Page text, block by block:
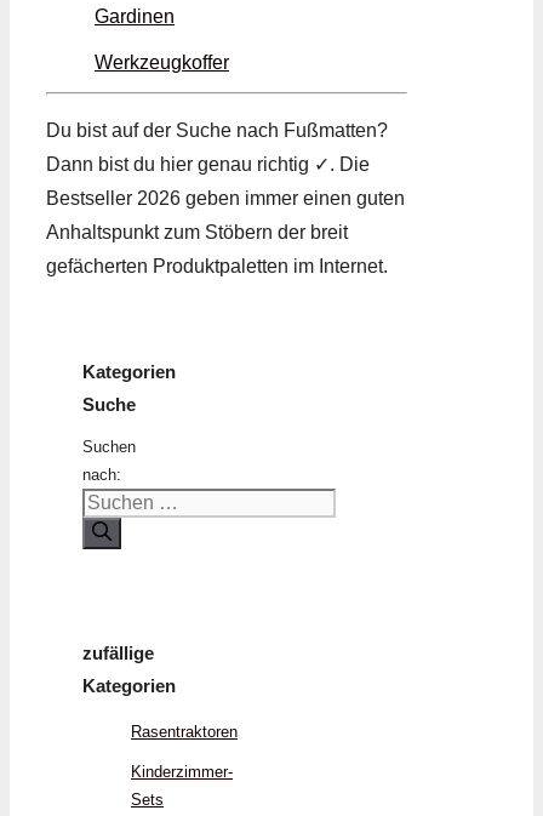
Gardinen
Werkzeugkoffer
Du bist auf der Suche nach Fußmatten?
Dann bist du hier genau richtig ✓. Die
Bestseller 2026 geben immer einen guten
Anhaltspunkt zum Stöbern der breit
gefächerten Produktpaletten im Internet.
Kategorien
Suche
Suchen
nach:
zufällige
Kategorien
Rasentraktoren
Kinderzimmer-
Sets